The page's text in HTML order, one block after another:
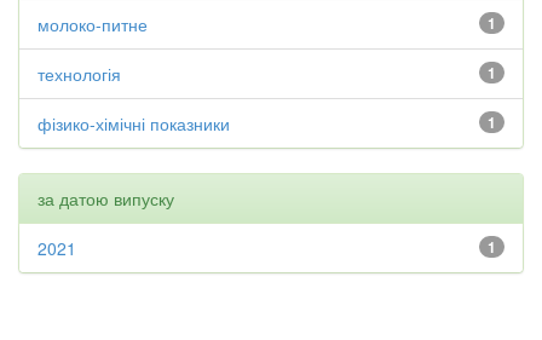
1
молоко-питне
1
технологія
1
фізико-хімічні показники
за датою випуску
1
2021